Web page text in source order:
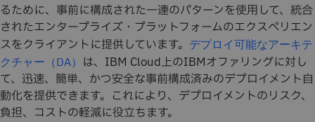
るために、事前に構成された一連のパターンを使用して、統合
されたエンタープライズ・プラットフォームのエクスペリエン
スをクライアントに提供しています。 デプロイ可能なアーキテ
クチャー（DA） は、IBM Cloud上のIBMオファリングに対し
て、迅速、簡単、かつ安全な事前構成済みのデプロイメント自
動化を提供できます。これにより、デプロイメントのリスク、
負担、コストの軽減に役立ちます。